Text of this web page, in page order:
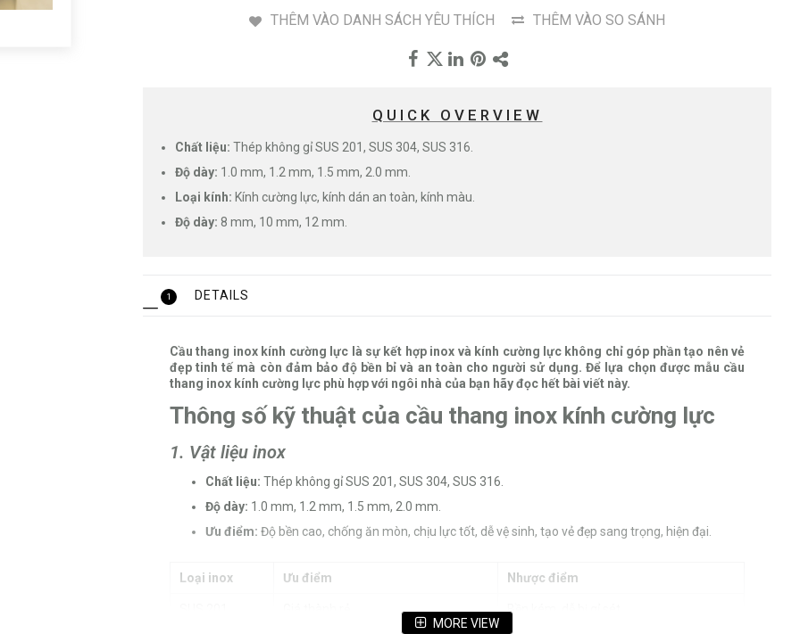
THÊM VÀO DANH SÁCH YÊU THÍCH THÊM VÀO SO SÁNH
QUICK OVERVIEW
Chất liệu: Thép không gỉ SUS 201, SUS 304, SUS 316.
Độ dày: 1.0 mm, 1.2 mm, 1.5 mm, 2.0 mm.
Loại kính: Kính cường lực, kính dán an toàn, kính màu.
Độ dày: 8 mm, 10 mm, 12 mm.
1 DETAILS
Cầu thang inox kính cường lực là sự kết hợp inox và kính cường lực không chỉ góp phần tạo nên vẻ
đẹp tinh tế mà còn đảm bảo độ bền bỉ và an toàn cho người sử dụng. Để lựa chọn được mẫu cầu
thang inox kính cường lực phù hợp với ngôi nhà của bạn hãy đọc hết bài viết này.
Thông số kỹ thuật của cầu thang inox kính cường lực
1. Vật liệu inox
Chất liệu: Thép không gỉ SUS 201, SUS 304, SUS 316.
Độ dày: 1.0 mm, 1.2 mm, 1.5 mm, 2.0 mm.
Ưu điểm: Độ bền cao, chống ăn mòn, chịu lực tốt, dễ vệ sinh, tạo vẻ đẹp sang trọng, hiện đại.
Loại inox Ưu điểm Nhược điểm
Bền kém, dễ bị gỉ sét
MORE VIEW